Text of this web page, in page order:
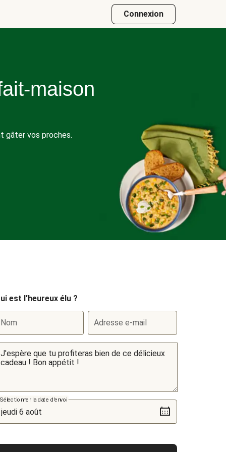
Connexion
maison
gâter vos proches.
est l'heureux élu ?
Nom Adresse e-mail
Sélectionner la date d'envoi